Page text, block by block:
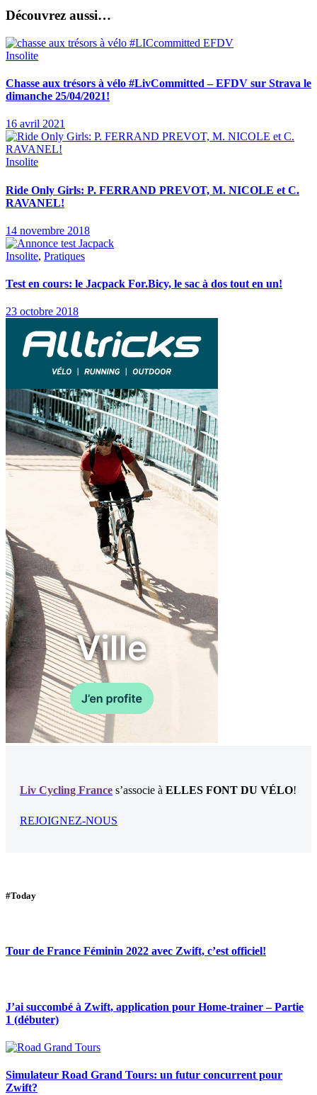
Découvrez aussi…
Insolite
Chasse aux trésors à vélo #LivCommitted – EFDV sur Strava le
dimanche 25/04/2021!
16 avril 2021
Insolite
Ride Only Girls: P. FERRAND PREVOT, M. NICOLE et C.
RAVANEL!
14 novembre 2018
Insolite, Pratiques
Test en cours: le Jacpack For.Bicy, le sac à dos tout en un!
23 octobre 2018
Liv Cycling France s’associe à ELLES FONT DU VÉLO!
REJOIGNEZ-NOUS
#Today
Tour de France Féminin 2022 avec Zwift, c’est officiel!
J’ai succombé à Zwift, application pour Home-trainer – Partie
1 (débuter)
Simulateur Road Grand Tours: un futur concurrent pour
Zwift?